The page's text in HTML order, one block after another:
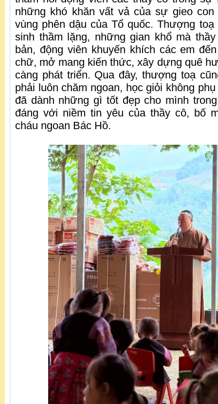
những khó khăn vất vả của sự gieo
vùng phên dậu của Tổ quốc. Thượng
sinh thầm lặng, những gian khổ mà
bản, động viên khuyến khích các em
chữ, mở mang kiến thức, xây dựng quê
càng phát triển. Qua đây, thượng toạ
phải luôn chăm ngoan, học giỏi không
đã dành những gì tốt đẹp cho mình
đáng với niềm tin yêu của thầy cô, bố
cháu ngoan Bác Hồ.